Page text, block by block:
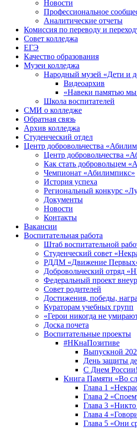
Новости
Профессиональное
Аналитические отчеты
Комиссия по переводу и
Совет колледжа
ЕГЭ
Качество образования
Музеи колледжа
Народный музей «Дети и
Видеоархив
«Навеки памятью мы
Школа воспитателей
СМИ о колледже
Обратная связь
Архив колледжа
Студенческий отдел
Центр добровольчества
Центр добровольчества
Как стать добровольцем
Чемпионат «Абилимпикс»
История успеха
Региональный конкурс
Документы
Новости
Контакты
Вакансии
Воспитательная работа
Штаб воспитательной
Студенческий совет
РДДМ «Движение
Добровольческий отряд
Федеральный проект
Совет родителей
Достижения, победы,
Кураторам учебных групп
«Герои никогда не
Доска почета
Воспитательные проекты
#НКнаПозитиве
Выпускной
День защиты
С Днем России!
Книга Памяти «Во
Глава 1
Глава 2
Глава 3
Глава 4
Глава 5 «Они